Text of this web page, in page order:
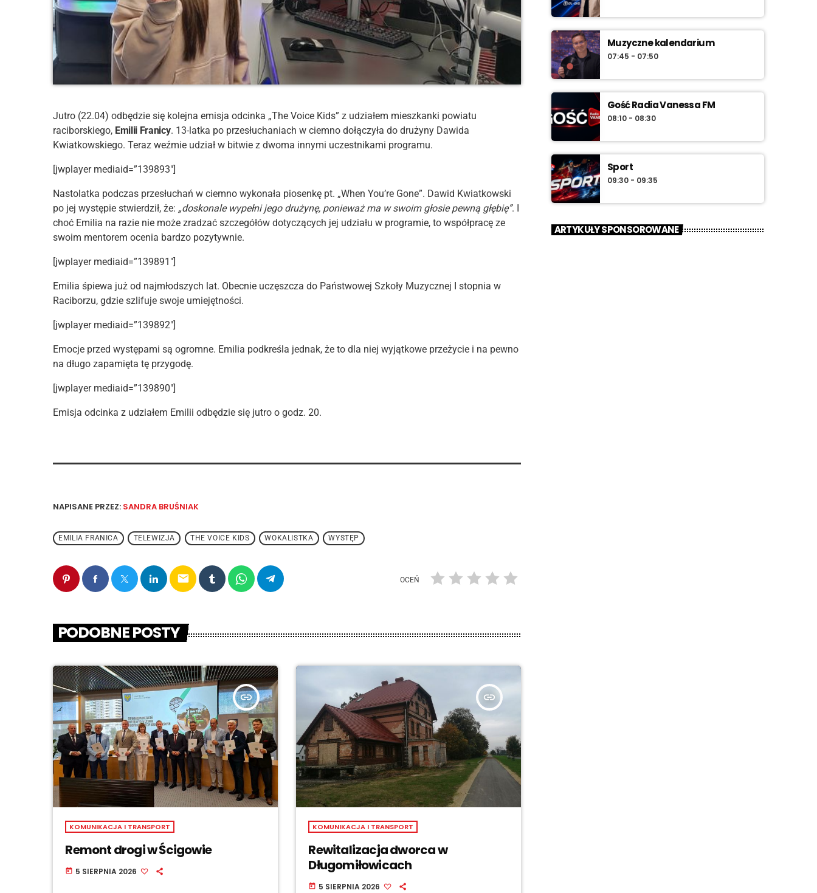
Jutro (22.04) odbędzie się kolejna emisja odcinka „The Voice Kids” z udziałem mieszkanki powiatu
raciborskiego, Emilii Franicy. 13-latka po przesłuchaniach w ciemno dołączyła do drużyny Dawida
Kwiatkowskiego. Teraz weźmie udział w bitwie z dwoma innymi uczestnikami programu.
[jwplayer mediaid=”139893″]
Nastolatka podczas przesłuchań w ciemno wykonała piosenkę pt. „When You’re Gone”. Dawid Kwiatkowski
po jej występie stwierdził, że: „doskonale wypełni jego drużynę, ponieważ ma w swoim głosie pewną głębię”. I
choć Emilia na razie nie może zradzać szczegółów dotyczących jej udziału w programie, to współpracę ze
swoim mentorem ocenia bardzo pozytywnie.
[jwplayer mediaid=”139891″]
Emilia śpiewa już od najmłodszych lat. Obecnie uczęszcza do Państwowej Szkoły Muzycznej I stopnia w
Raciborzu, gdzie szlifuje swoje umiejętności.
[jwplayer mediaid=”139892″]
Emocje przed występami są ogromne. Emilia podkreśla jednak, że to dla niej wyjątkowe przeżycie i na pewno
na długo zapamięta tę przygodę.
[jwplayer mediaid=”139890″]
Emisja odcinka z udziałem Emilii odbędzie się jutro o godz. 20.
NAPISANE PRZEZ: SANDRA BRUŚNIAK
EMILIA FRANICA TELEWIZJA THE VOICE KIDS WOKALISTKA WYSTĘP
email OCEŃ
PODOBNE POSTY
insert_link
KOMUNIKACJA I TRANSPORT
Remont drogi w Ścigowie
today 5 SIERPNIA 2026
insert_link
KOMUNIKACJA I TRANSPORT
Rewitalizacja dworca w
Długomiłowicach
today 5 SIERPNIA 2026
Muzyczne kalendarium
07:45 - 07:50
Gość Radia Vanessa FM
08:10 - 08:30
Sport
09:30 - 09:35
ARTYKUŁY SPONSOROWANE